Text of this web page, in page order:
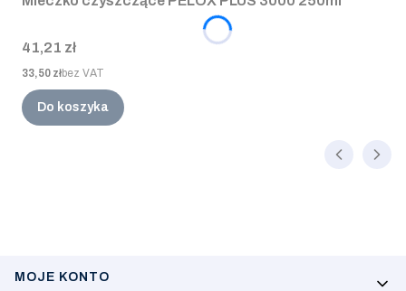
Cena
41,21 zł
Cena
33,50 złbez VAT
Do koszyka
Linki w stopce
MOJE KONTO